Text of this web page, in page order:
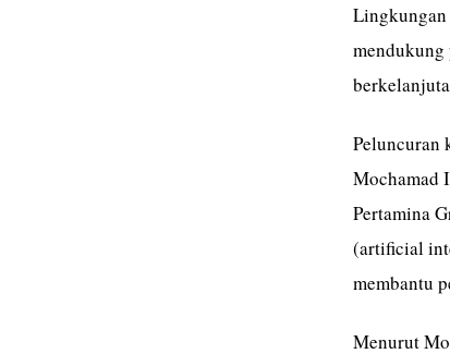
Lingkungan
mendukung
Peluncuran
Mochamad
Pertamina
(artificial
membantu
Menurut